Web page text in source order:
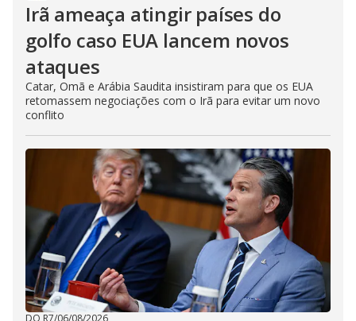
Irã ameaça atingir países do
golfo caso EUA lancem novos
ataques
Catar, Omã e Arábia Saudita insistiram para que os EUA
retomassem negociações com o Irã para evitar um novo
conflito